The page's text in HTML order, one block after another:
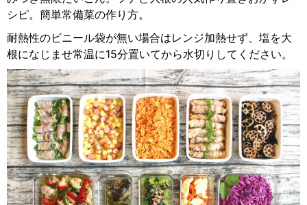
耐熱性のビニール袋が無い場合はレンジ加熱せず、塩を大
根になじませ常温に15分置いてから水切りしてください。